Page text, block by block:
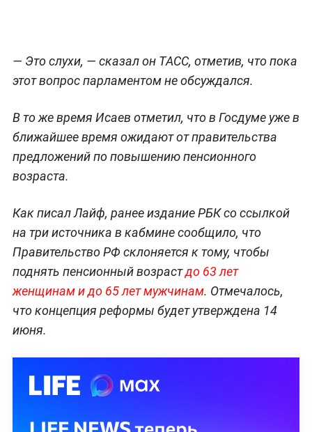
— Это слухи, — сказал он ТАСС, отметив, что пока
этот вопрос парламентом не обсуждался.
В то же время Исаев отметил, что в Госдуме уже в
ближайшее время ожидают от правительства
предложений по повышению пенсионного
возраста.
Как писал Лайф, ранее издание РБК со ссылкой
на три источника в кабмине сообщило, что
Правительство РФ склоняется к тому, чтобы
поднять пенсионный возрастдо 63 лет
женщинам и до 65 лет мужчинам. Отмечалось,
что концепция реформы будет утверждена 14
июня.